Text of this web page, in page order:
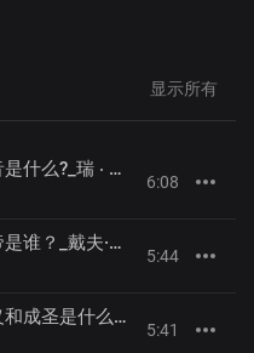
显示所有
福音的核心01：福音是什么?_瑞 ‧ 欧兰德
6:08
福音的核心02：上帝是谁？_戴夫·肯尼恩
5:44
福音的核心06：称义和成圣是什么？_华特斯
5:41